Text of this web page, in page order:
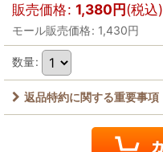
販売価格: 1,380円(税込)
モール販売価格: 1,430円
数量:
返品特約に関する重要事項